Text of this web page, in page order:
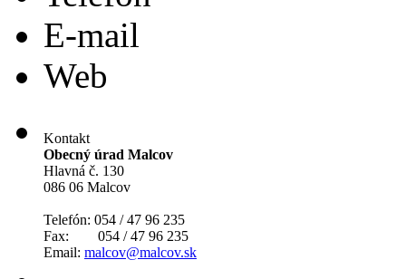
E-mail
Web
Kontakt
Obecný úrad Malcov
Hlavná č. 130
086 06 Malcov
Telefón: 054 / 47 96 235
Fax: 054 / 47 96 235
Email: malcov@malcov.sk